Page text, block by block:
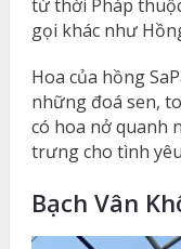
từ thời Pháp
gọi khác như
Hoa của hồng
những đoá sen,
có hoa nở quanh
trưng cho tình
Bạch Vân